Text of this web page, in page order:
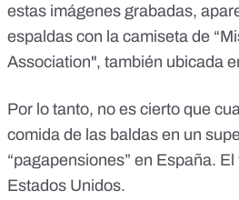
estas imágenes grabadas,
espaldas con la camiseta de
Association", también ubicada
Por lo tanto, no es cierto que
comida de las baldas en un
“pagapensiones” en España.
Estados Unidos.